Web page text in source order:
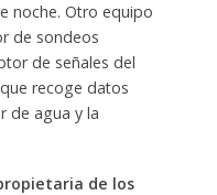
noche. Otro equipo
de sondeos
de señales del
recoge datos
de agua y la
de los